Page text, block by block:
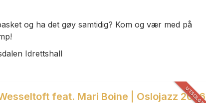
og ha det gøy samtidig? Kom og vær med på
Idrettshall
feat. Mari Boine | Oslojazz 2026
UTSOLGT